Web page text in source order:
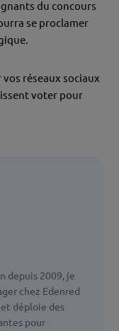
du concours
se proclamer
vos réseaux sociaux
voter pour
depuis 2009, je
chez Edenred
et déploie des
pour